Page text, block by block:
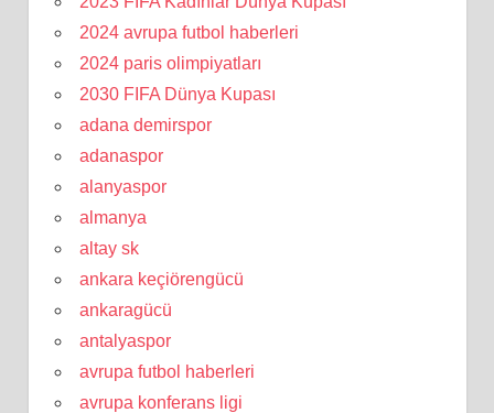
2024 avrupa futbol haberleri
2024 paris olimpiyatları
2030 FIFA Dünya Kupası
adana demirspor
adanaspor
alanyaspor
almanya
altay sk
ankara keçiörengücü
ankaragücü
antalyaspor
avrupa futbol haberleri
avrupa konferans ligi